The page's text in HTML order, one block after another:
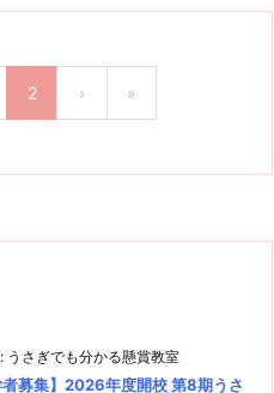
2 › »
: うさぎでも分かる懸賞教室
募集】2026年度開校 第8期うさ